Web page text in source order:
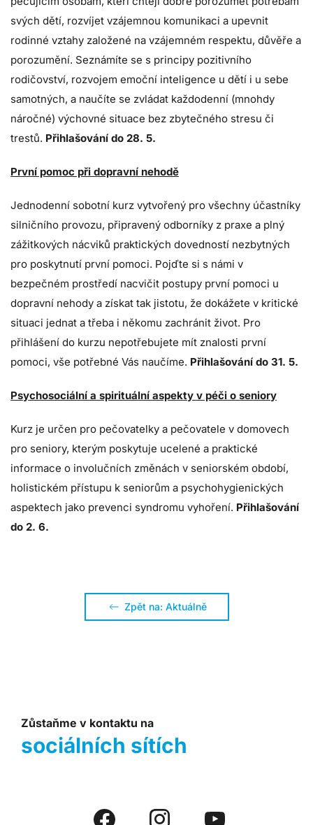
svých dětí, rozvíjet vzájemnou komunikaci a upevnit
rodinné vztahy založené na vzájemném respektu, důvěře a
porozumění. Seznámíte se s principy pozitivního
rodičovství, rozvojem emoční inteligence u dětí i u sebe
samotných, a naučíte se zvládat každodenní (mnohdy
náročné) výchovné situace bez zbytečného stresu či
trestů. Přihlašování do 28. 5.
První pomoc při dopravní nehodě
Jednodenní sobotní kurz vytvořený pro všechny účastníky
silničního provozu, připravený odborníky z praxe a plný
zážitkových nácviků praktických dovedností nezbytných
pro poskytnutí první pomoci. Pojďte si s námi v
bezpečném prostředí nacvičit postupy první pomoci u
dopravní nehody a získat tak jistotu, že dokážete v kritické
situaci jednat a třeba i někomu zachránit život. Pro
přihlášení do kurzu nepotřebujete mít znalosti první
pomoci, vše potřebné Vás naučíme. Přihlašování do 31. 5.
Psychosociální a spirituální aspekty v péči o seniory
Kurz je určen pro pečovatelky a pečovatele v domovech
pro seniory, kterým poskytuje ucelené a praktické
informace o involučních změnách v seniorském období,
holistickém přístupu k seniorům a psychohygienických
aspektech jako prevenci syndromu vyhoření. Přihlašování
do 2. 6.
Zpět na: Aktuálně
Zůstaňme v kontaktu na
sociálních sítích